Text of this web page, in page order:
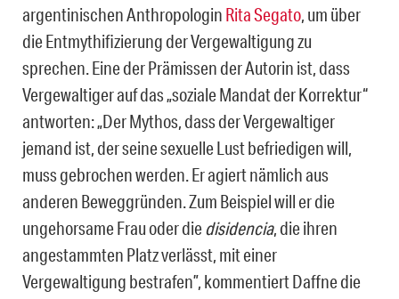
argentinischen Anthropologin Rita Segato, um über
die Entmythifizierung der Vergewaltigung zu
sprechen. Eine der Prämissen der Autorin ist, dass
Vergewaltiger auf das „soziale Mandat der Korrektur“
antworten: „Der Mythos, dass der Vergewaltiger
jemand ist, der seine sexuelle Lust befriedigen will,
muss gebrochen werden. Er agiert nämlich aus
anderen Beweggründen. Zum Beispiel will er die
ungehorsame Frau oder diedisidencia, die ihren
angestammten Platz verlässt, mit einer
Vergewaltigung bestrafen”, kommentiert Daffne die